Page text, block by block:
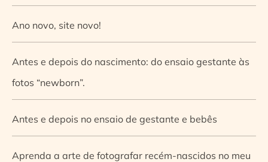
Ano novo, site novo!
Antes e depois do nascimento: do ensaio gestante às
fotos “newborn”.
Antes e depois no ensaio de gestante e bebês
Aprenda a arte de fotografar recém-nascidos no meu